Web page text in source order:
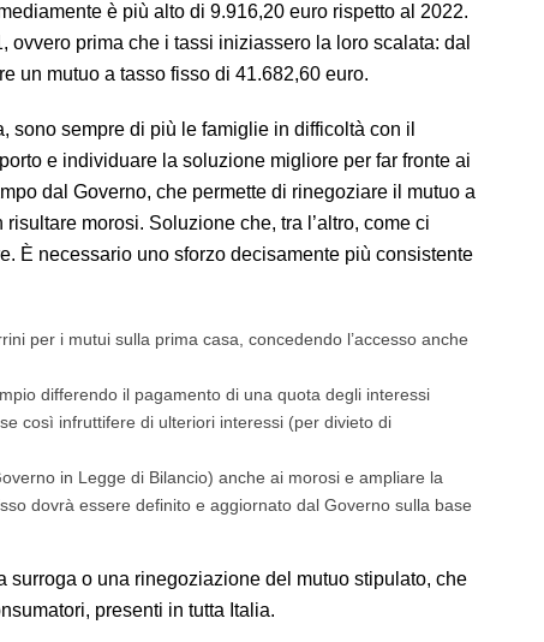
è più alto di 9.916,20 euro rispetto al 2022.
prima che i tassi iniziassero la loro scalata: dal
un mutuo a tasso fisso di 41.682,60 euro.
sono sempre di più le famiglie in difficoltà con il
e individuare la soluzione migliore per far fronte ai
dal Governo, che permette di rinegoziare il mutuo a
morosi. Soluzione che, tra l’altro, come ci
È necessario uno sforzo decisamente più consistente
per i mutui sulla prima casa, concedendo l’accesso anche
differendo il pagamento di una quota degli interessi
così infruttifere di ulteriori interessi (per divieto di
in Legge di Bilancio) anche ai morosi e ampliare la
dovrà essere definito e aggiornato dal Governo sulla base
o una rinegoziazione del mutuo stipulato, che
presenti in tutta Italia.